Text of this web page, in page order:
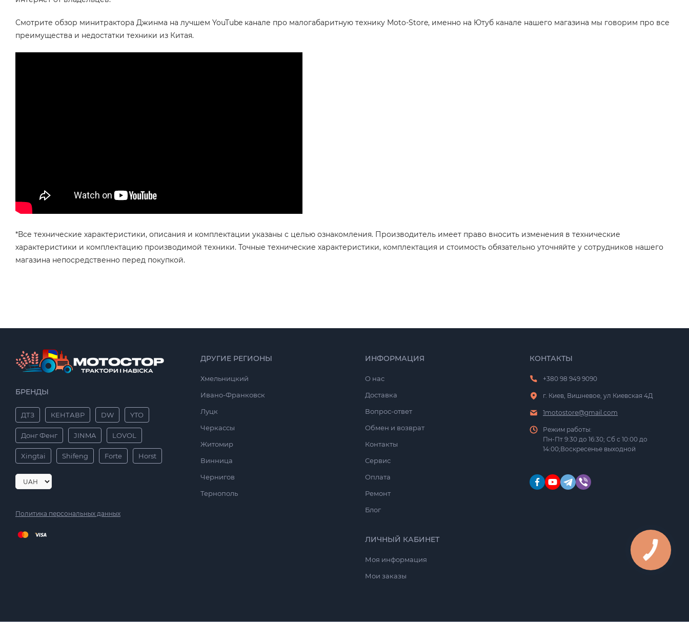
Смотрите обзор минитрактора Джинма на лучшем YouTube канале про малогабаритную технику Moto-Store, именно на Ютуб канале нашего магазина мы говорим про все
преимущества и недостатки техники из Китая.
*Все технические характеристики, описания и комплектации указаны с целью ознакомления. Производитель имеет право вносить изменения в технические
характеристики и комплектацию производимой техники. Точные технические характеристики, комплектация и стоимость обязательно уточняйте у сотрудников нашего
магазина непосредственно перед покупкой.
БРЕНДЫ
ДТЗ КЕНТАВР DW YTO
Донг Фенг JINMA LOVOL
Xingtai Shifeng Forte Horst
Политика персональных данных
ДРУГИЕ РЕГИОНЫ
Хмельницкий
Ивано-Франковск
Луцк
Черкассы
Житомир
Винница
Чернигов
Тернополь
ИНФОРМАЦИЯ
O нас
Доставка
Вопрос-ответ
Обмен и возврат
Контакты
Сервис
Оплата
Ремонт
Блог
ЛИЧНЫЙ КАБИНЕТ
Моя информация
Мои заказы
КОНТАКТЫ
+380 98 949 9090
г. Киев, Вишневое, ул Киевская 4Д
1motostore@gmail.com
Режим работы:
Пн-Пт 9:30 до 16:30; Сб с 10:00 до
14:00;Воскресенье выходной